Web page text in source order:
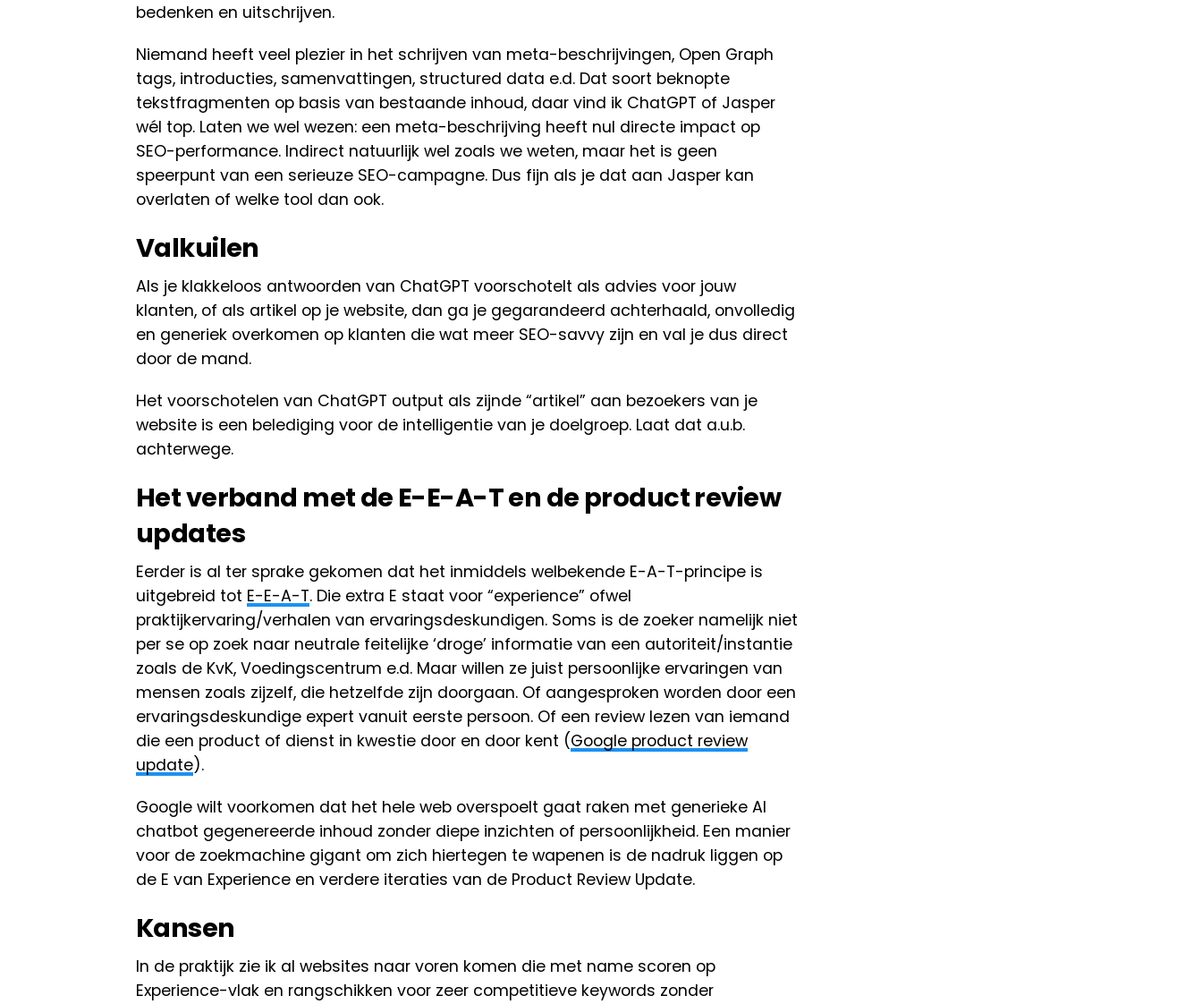
bedenken en uitschrijven.
Niemand heeft veel plezier in het schrijven van meta-beschrijvingen, Open Graph
tags, introducties, samenvattingen, structured data e.d. Dat soort beknopte
tekstfragmenten op basis van bestaande inhoud, daar vind ik ChatGPT of Jasper
wél top. Laten we wel wezen: een meta-beschrijving heeft nul directe impact op
SEO-performance. Indirect natuurlijk wel zoals we weten, maar het is geen
speerpunt van een serieuze SEO-campagne. Dus fijn als je dat aan Jasper kan
overlaten of welke tool dan ook.
Valkuilen
Als je klakkeloos antwoorden van ChatGPT voorschotelt als advies voor jouw
klanten, of als artikel op je website, dan ga je gegarandeerd achterhaald, onvolledig
en generiek overkomen op klanten die wat meer SEO-savvy zijn en val je dus direct
door de mand.
Het voorschotelen van ChatGPT output als zijnde “artikel” aan bezoekers van je
website is een belediging voor de intelligentie van je doelgroep. Laat dat a.u.b.
achterwege.
Het verband met de E-E-A-T en de product review
updates
Eerder is al ter sprake gekomen dat het inmiddels welbekende E-A-T-principe is
uitgebreid tot E-E-A-T. Die extra E staat voor “experience” ofwel
praktijkervaring/verhalen van ervaringsdeskundigen. Soms is de zoeker namelijk niet
per se op zoek naar neutrale feitelijke ‘droge’ informatie van een autoriteit/instantie
zoals de KvK, Voedingscentrum e.d. Maar willen ze juist persoonlijke ervaringen van
mensen zoals zijzelf, die hetzelfde zijn doorgaan. Of aangesproken worden door een
ervaringsdeskundige expert vanuit eerste persoon. Of een review lezen van iemand
die een product of dienst in kwestie door en door kent (Google product review
update).
Google wilt voorkomen dat het hele web overspoelt gaat raken met generieke AI
chatbot gegenereerde inhoud zonder diepe inzichten of persoonlijkheid. Een manier
voor de zoekmachine gigant om zich hiertegen te wapenen is de nadruk liggen op
de E van Experience en verdere iteraties van de Product Review Update.
Kansen
In de praktijk zie ik al websites naar voren komen die met name scoren op
Experience-vlak en rangschikken voor zeer competitieve keywords zonder